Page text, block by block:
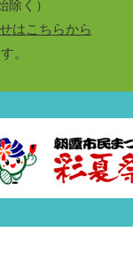
く）
はこちらから
。